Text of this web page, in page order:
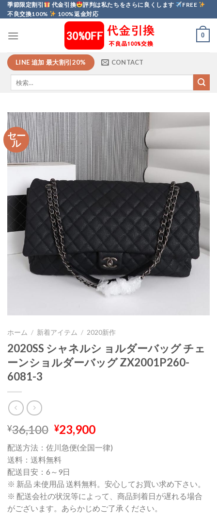
Skip
to
季節限定割引 代金引換 評判は私たちをさらに良くします
FREE
不良交換100%
100%返金対応
0
LINE 追加 最大割引20% CONTACT
セー
ル
ホーム / 新着アイテム / 2020新作
2020SS シャネルシ ョルダーバッグ チェ
ーンショルダーバッグ ZX2001P260-
6081-3
¥36,100 元
価
格
は
¥36,100
で
し
¥23,900現
の
は
¥23,900
で
配送方法：佐川急便(全国一律)
送料：送料無料
配送目安：6～9日
※ 新品 未使用品 送料無料。安心してお買い求め下さい。
※ 配送会社の状況等によって、商品到着日が遅れる場合
がございます。あらかじめご了承ください。